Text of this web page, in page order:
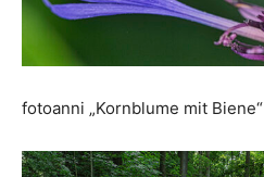
fotoanni „Kornblume mit Biene“